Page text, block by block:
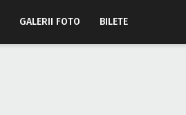
GALERII FOTO BILETE